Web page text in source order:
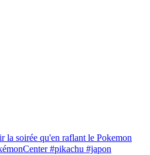
la soirée qu'en raflant le Pokemon
#pikachu #japon